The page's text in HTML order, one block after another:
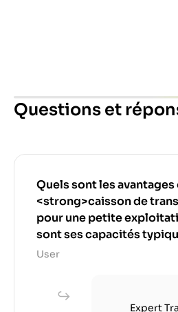
Questions et
Quels sont les avantages
<strong>caisson de
pour une petite
sont ses capacités
User
Expert